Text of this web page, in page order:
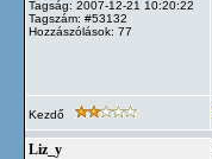
Tagság: 2007-12-21 10:20:22
Tagszám: #53132
Hozzászólások: 77
Kezdő
Liz_y